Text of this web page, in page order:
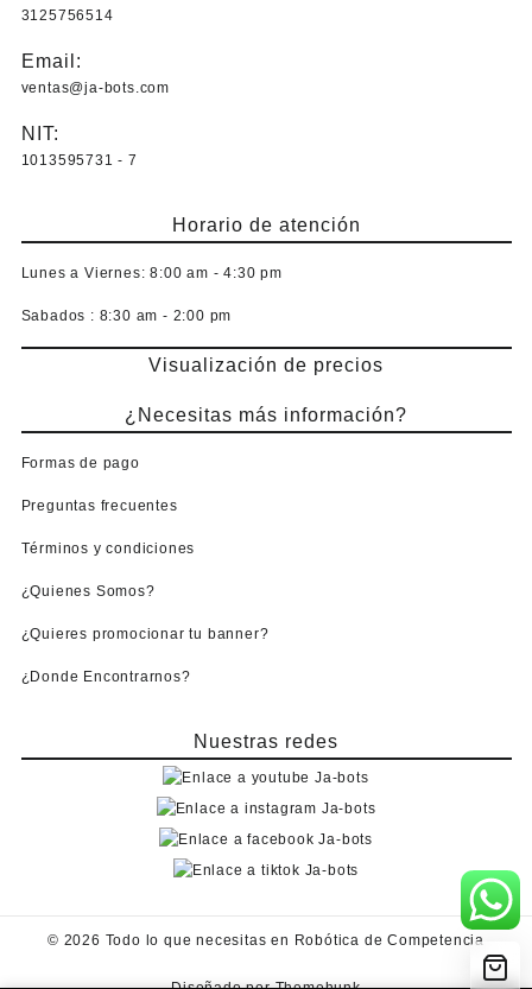
3125756514
Email:
ventas@ja-bots.com
NIT:
1013595731 - 7
Horario de atención
Lunes a Viernes: 8:00 am - 4:30 pm
Sabados : 8:30 am - 2:00 pm
Visualización de precios
¿Necesitas más información?
Formas de pago
Preguntas frecuentes
Términos y condiciones
¿Quienes Somos?
¿Quieres promocionar tu banner?
¿Donde Encontrarnos?
Nuestras redes
© 2026 Todo lo que necesitas en Robótica de Competencia